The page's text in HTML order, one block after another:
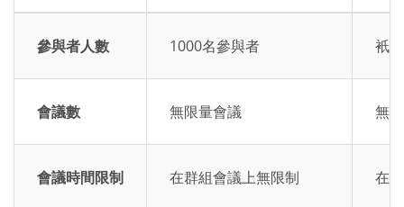
參與者人數 1000名參與者 衹
會議數 無限量會議 無
會議時間限制 在群組會議上無限制 在